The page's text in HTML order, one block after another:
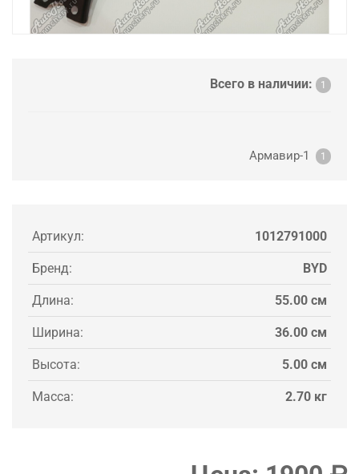
Всего в наличии: 1
Армавир-1 1
Артикул: 1012791000
Бренд: BYD
Длина: 55.00 см
Ширина: 36.00 см
Высота: 5.00 см
Масса: 2.70 кг